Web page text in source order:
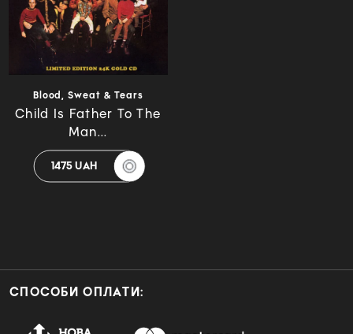
Blood, Sweat & Tears
Child Is Father To The
Man...
1475 UAH
СПОСОБИ ОПЛАТИ: